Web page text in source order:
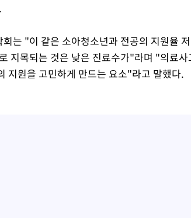
는 "이 같은 소아청소년과 전공의 지원율
지목되는 것은 낮은 진료수가"라며 "의료
지원을 고민하게 만드는 요소"라고 말했다.